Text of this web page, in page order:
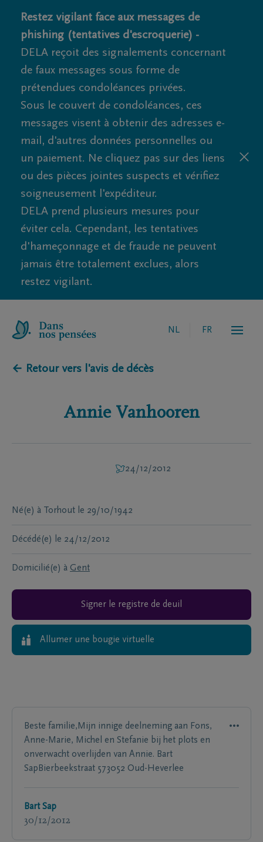
Restez vigilant face aux messages de
phishing (tentatives d'escroquerie) -
DELA reçoit des signalements concernant
de faux messages sous forme de
prétendues condoléances privées.
Sous le couvert de condoléances, ces
messages visent à obtenir des adresses e-
mail, d'autres données personnelles ou
un paiement. Ne cliquez pas sur des liens
ou des pièces jointes suspects et vérifiez
soigneusement l'expéditeur.
DELA prend plusieurs mesures pour
éviter cela. Cependant, les tentatives
d'hameçonnage et de fraude ne peuvent
jamais être totalement exclues, alors
restez vigilant.
NL FR
← Retour vers l'avis de décès
Annie Vanhooren
24/12/2012
Né(e) à Torhout le 29/10/1942
Décédé(e) le 24/12/2012
Domicilié(e) à Gent
Signer le registre de deuil
Allumer une bougie virtuelle
Beste familie,Mijn innige deelneming aan Fons,
Anne-Marie, Michel en Stefanie bij het plots en
onverwacht overlijden van Annie. Bart
SapBierbeekstraat 573052 Oud-Heverlee
Bart Sap
30/12/2012